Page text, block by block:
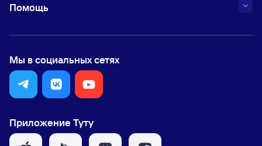
Помощь
Мы в социальных сетях
Приложение Туту